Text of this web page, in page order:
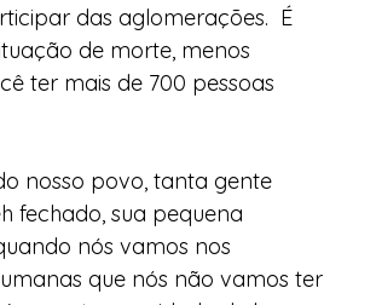
das aglomerações.  É
de morte, menos
ter mais de 700 pessoas
nosso povo, tanta gente
fechado, sua pequena
nós vamos nos
que nós não vamos ter